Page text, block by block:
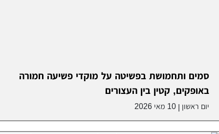
סמים ותחמושת בפשיטה על מוקדי פשיעה חמורה
באופקים, קטין בין העצורים
יום ראשון 10 מאי 2026